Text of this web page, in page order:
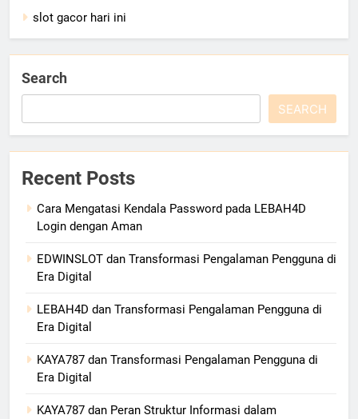
slot gacor hari ini
Search
SEARCH
Recent Posts
Cara Mengatasi Kendala Password pada LEBAH4D
Login dengan Aman
EDWINSLOT dan Transformasi Pengalaman Pengguna di
Era Digital
LEBAH4D dan Transformasi Pengalaman Pengguna di
Era Digital
KAYA787 dan Transformasi Pengalaman Pengguna di
Era Digital
KAYA787 dan Peran Struktur Informasi dalam